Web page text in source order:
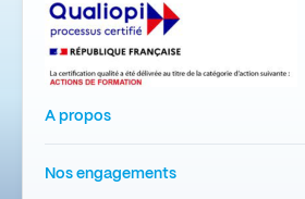
A propos
Nos engagements